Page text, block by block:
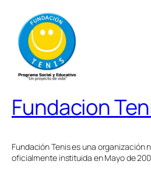
contenido
Fundacion
Fundación Tenis es una organización
oficialmente instituida en Mayo de